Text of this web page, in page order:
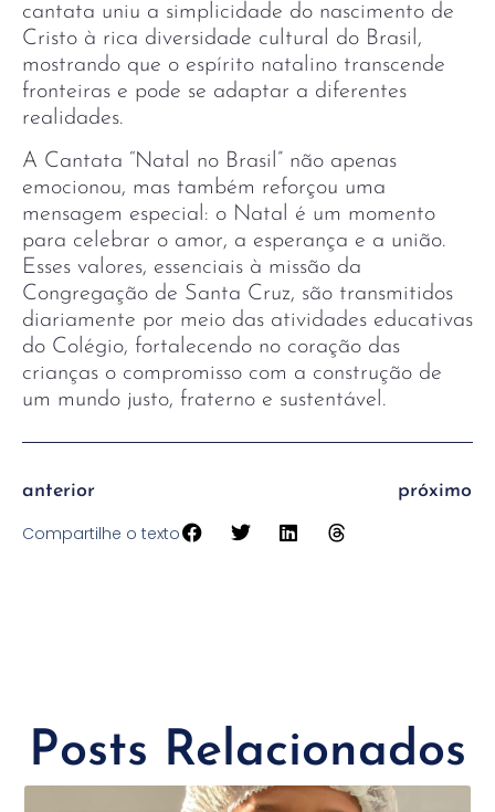
cantata uniu a simplicidade do nascimento de
Cristo à rica diversidade cultural do Brasil,
mostrando que o espírito natalino transcende
fronteiras e pode se adaptar a diferentes
realidades.
A Cantata “Natal no Brasil” não apenas
emocionou, mas também reforçou uma
mensagem especial: o Natal é um momento
para celebrar o amor, a esperança e a união.
Esses valores, essenciais à missão da
Congregação de Santa Cruz, são transmitidos
diariamente por meio das atividades educativas
do Colégio, fortalecendo no coração das
crianças o compromisso com a construção de
um mundo justo, fraterno e sustentável.
anterior próximo
Compartilhe o texto
Posts Relacionados